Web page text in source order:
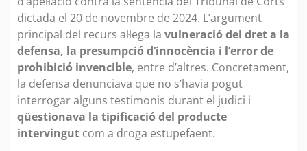
dictada el 20 de novembre de 2024. L’argument
principal del recurs al·lega la vulneració del dret a la
defensa, la presumpció d’innocència i l’error de
prohibició invencible, entre d’altres. Concretament,
la defensa denunciava que no s’havia pogut
interrogar alguns testimonis durant el judici i
qüestionava la tipificació del producte
intervingut com a droga estupefaent.